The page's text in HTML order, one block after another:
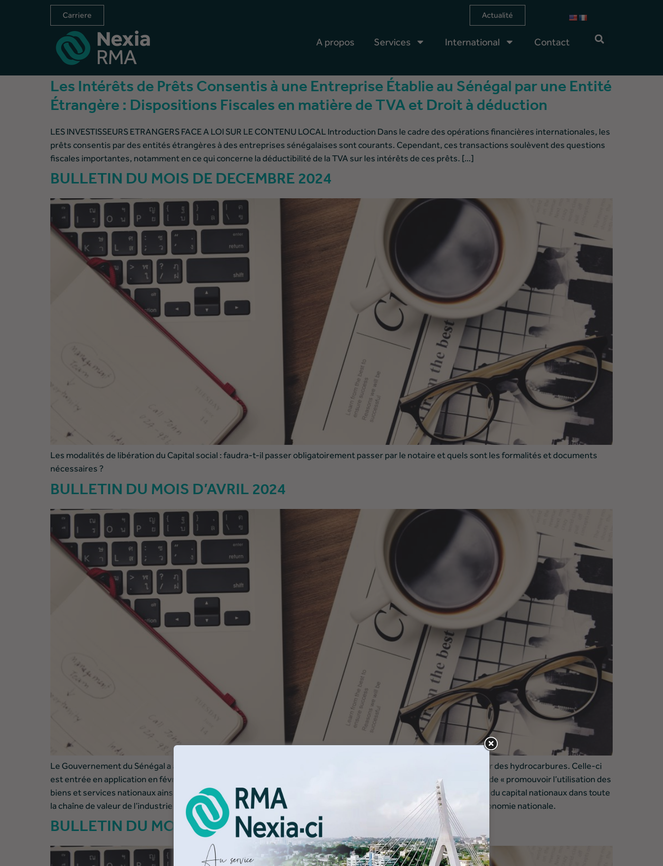
Carriere Actualité
A propos Services International Contact
Les Intérêts de Prêts Consentis à une Entreprise Établie au Sénégal par une Entité
Étrangère : Dispositions Fiscales en matière de TVA et Droit à déduction
LES INVESTISSEURS ETRANGERS FACE A LOI SUR LE CONTENU LOCAL Introduction Dans le cadre des opérations financières internationales, les
prêts consentis par des entités étrangères à des entreprises sénégalaises sont courants. Cependant, ces transactions soulèvent des questions
fiscales importantes, notamment en ce qui concerne la déductibilité de la TVA sur les intérêts de ces prêts. […]
BULLETIN DU MOIS DE DECEMBRE 2024
Les modalités de libération du Capital social : faudra-t-il passer obligatoirement passer par le notaire et quels sont les formalités et documents
nécessaires ?
BULLETIN DU MOIS D’AVRIL 2024
Le Gouvernement du Sénégal a adopté le 1er février 2019, la loi n° 2019-04 relative au contenu local dans le secteur des hydrocarbures. Celle-ci
est entrée en application en février 2021 avec la publication des décrets y afférents. Ces dispositions ont pour but de « promouvoir l’utilisation des
biens et services nationaux ainsi que le développement de la participation de la main-d’œuvre, de la technologie et du capital nationaux dans toute
la chaîne de valeur de l’industrie pétrolière et gazière » en vue d’une création et d’une rétention de valeur dans l’économie nationale.
BULLETIN DU MOIS DE FEVRIER 2024